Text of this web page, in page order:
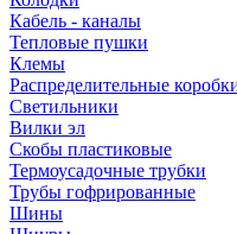
Кабель - каналы
Тепловые пушки
Клемы
Распределительные
Светильники
Вилки эл
Скобы пластиковые
Термоусадочные трубки
Трубы гофрированные
Шины